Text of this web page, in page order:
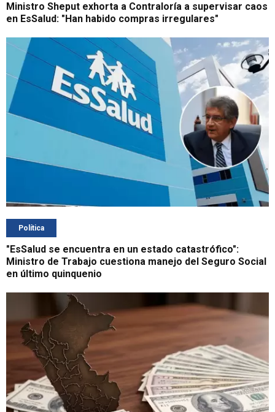
Ministro Sheput exhorta a Contraloría a supervisar caos
en EsSalud: "Han habido compras irregulares"
Política
"EsSalud se encuentra en un estado catastrófico":
Ministro de Trabajo cuestiona manejo del Seguro Social
en último quinquenio